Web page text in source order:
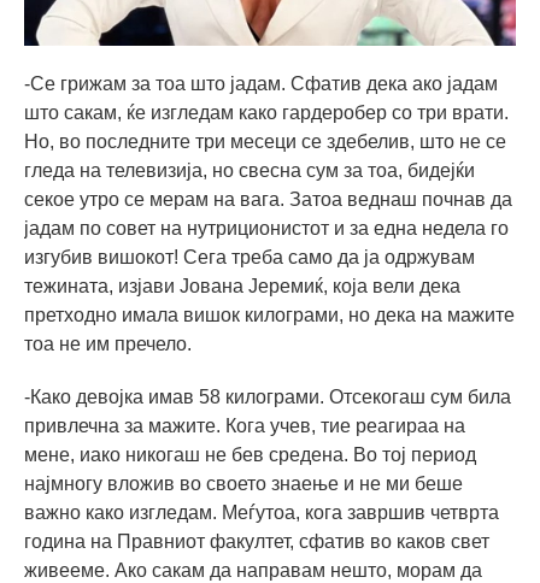
-Се грижам за тоа што јадам. Сфатив дека ако јадам
што сакам, ќе изгледам како гардеробер со три врати.
Но, во последните три месеци се здебелив, што не се
гледа на телевизија, но свесна сум за тоа, бидејќи
секое утро се мерам на вага. Затоа веднаш почнав да
јадам по совет на нутриционистот и за една недела го
изгубив вишокот! Сега треба само да ја одржувам
тежината, изјави Јована Јеремиќ, која вели дека
претходно имала вишок килограми, но дека на мажите
тоа не им пречело.
-Како девојка имав 58 килограми. Отсекогаш сум била
привлечна за мажите. Кога учев, тие реагираа на
мене, иако никогаш не бев средена. Во тој период
најмногу вложив во своето знаење и не ми беше
важно како изгледам. Меѓутоа, кога завршив четврта
година на Правниот факултет, сфатив во каков свет
живееме. Ако сакам да направам нешто, морам да